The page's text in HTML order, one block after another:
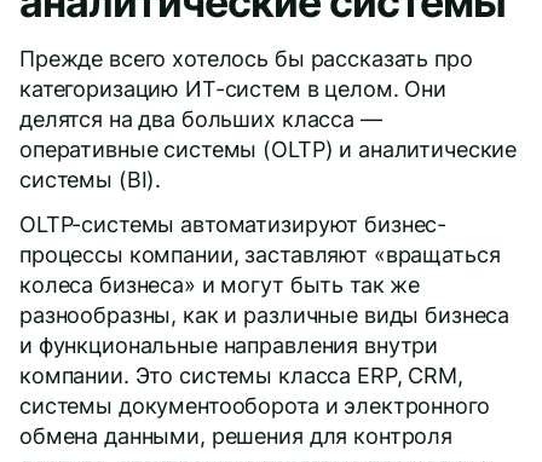
Прежде всего хотелось бы рассказать про
категоризацию ИТ-систем в целом. Они
делятся на два больших класса —
оперативные системы (OLTP) и аналитические
системы (BI).
OLTP-системы автоматизируют бизнес-
процессы компании, заставляют «вращаться
колеса бизнеса» и могут быть так же
разнообразны, как и различные виды бизнеса
и функциональные направления внутри
компании. Это системы класса ERP, CRM,
системы документооборота и электронного
обмена данными, решения для контроля